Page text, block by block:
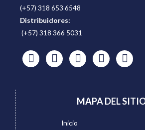
(+57) 318 653 6548
Distribuidores:
(+57) 318 366 5031
MAPA DEL
Inicio